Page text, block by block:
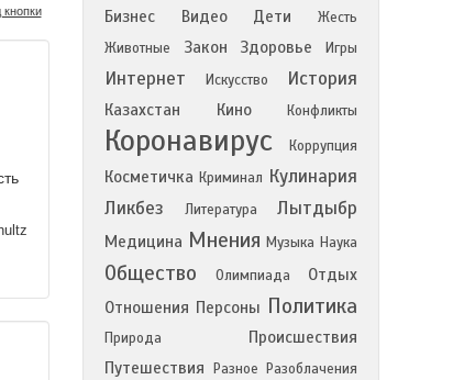
кнопки Бизнес Видео Дети
Жесть
Животные
Закон Здоровье Игры
Интернет Искусство История
Казахстан Кино Конфликты
Коронавирус Коррупция
Косметичка Криминал Кулинария
Ликбез
Литература Лытдыбр
Медицина Мнения Музыка Наука
Общество Олимпиада
Отдых
Отношения Персоны Политика
Природа
Происшествия
Путешествия
Разное Разоблачения